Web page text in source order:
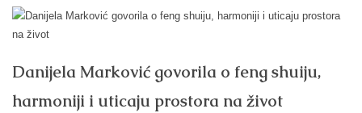
Danijela Marković govorila o feng shuiju,
harmoniji i uticaju prostora na život